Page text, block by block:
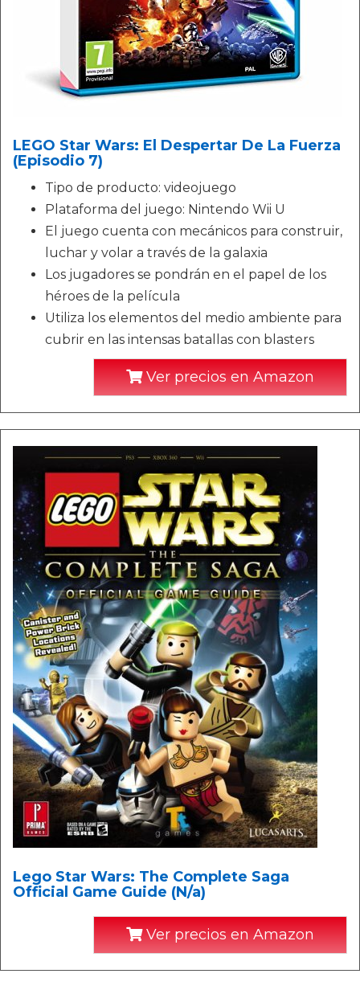
LEGO Star Wars: El Despertar De La Fuerza
(Episodio 7)
Tipo de producto: videojuego
Plataforma del juego: Nintendo Wii U
El juego cuenta con mecánicos para construir,
luchar y volar a través de la galaxia
Los jugadores se pondrán en el papel de los
héroes de la película
Utiliza los elementos del medio ambiente para
cubrir en las intensas batallas con blasters
Ver precios en Amazon
Lego Star Wars: The Complete Saga
Official Game Guide (N/a)
Ver precios en Amazon